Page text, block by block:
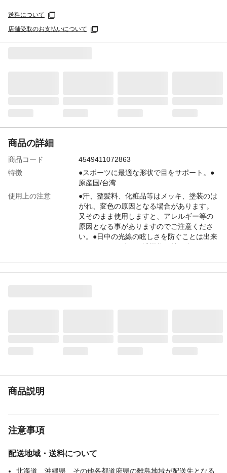
送料について
店舗受取のお支払いについて
商品の詳細
商品コード
4549411072863
特徴
●スポーツに最適な形状で目をサポート。●
原産国/台湾
使用上の注意
●汗、整髪料、化粧品等はメッキ、塗装のは
がれ、変色の原因となる場合があります。
又そのまま使用しますと、アレルギー等の
原因となる事がありますのでご注意くださ
い。●日中の光線の眩しさを防ぐことは出来
商品説明
注意事項
配送地域・送料について
北海道、沖縄県、その他各都道府県の離島地域が配送先となる